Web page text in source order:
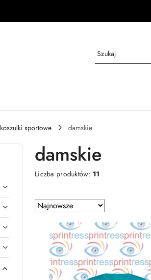
koszulki sportowe damskie
damskie
Liczba produktów: 11
Zastosowano
sortowanie:
Najnowsze.
Sortuj
według